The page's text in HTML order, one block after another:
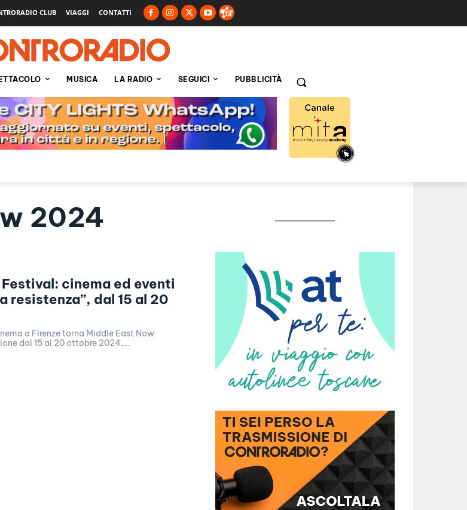
CLUB VIAGGI CONTATTI
MUSICA LA RADIO SEGUICI PUBBLICITÀ
2024
cinema ed eventi
resistenza”, dal 15 al 20
a Firenze torna Middle East Now
dal 15 al 20 ottobre 2024,...